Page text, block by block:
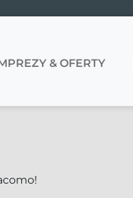
& OFERTY